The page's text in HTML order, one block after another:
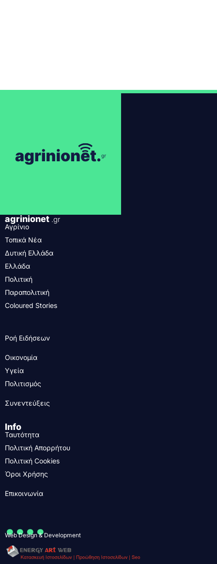
agrinionet .gr
Αγρίνιο
Τοπικά Νέα
Δυτική Ελλάδα
Ελλάδα
Πολιτική
Παραπολιτική
Coloured Stories
Ροή Ειδήσεων
Οικονομία
Υγεία
Πολιτισμός
Συνεντεύξεις
Info
Ταυτότητα
Πολιτική Απορρήτου
Πολιτική Cookies
Όροι Χρήσης
Επικοινωνία
....
Web Design & Development